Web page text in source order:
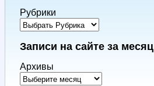
Рубрики
Записи на сайте за месяц
Архивы